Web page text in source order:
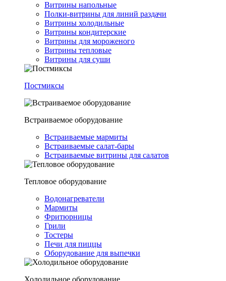
Витрины напольные
Полки-витрины для линий раздачи
Витрины холодильные
Витрины кондитерские
Витрины для мороженого
Витрины тепловые
Витрины для суши
Постмиксы
Встраиваемое оборудование
Встраиваемые мармиты
Встраиваемые салат-бары
Встраиваемые витрины для салатов
Тепловое оборудование
Водонагреватели
Мармиты
Фритюрницы
Грили
Тостеры
Печи для пиццы
Оборудование для выпечки
Холодильное оборудование